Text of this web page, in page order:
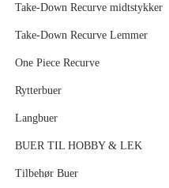
Take-Down Recurve midtstykker
Take-Down Recurve Lemmer
One Piece Recurve
Rytterbuer
Langbuer
BUER TIL HOBBY & LEK
Tilbehør Buer